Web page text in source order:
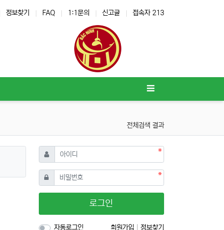
정보찾기 FAQ 1:1문의 신고글 접속자 213
전체검색 결과
아이디 필수
비밀번호필수
로그인
자동로그인 회원가입 정보찾기